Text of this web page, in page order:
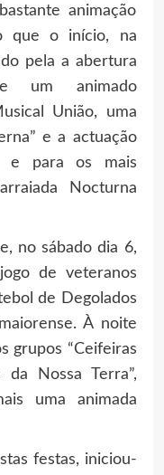
animação
que o início, na
pela a abertura
um animado
União, uma
e a actuação
e para os mais
Nocturna
no sábado dia 6,
de veteranos
de Degolados
À noite
grupos “Ceifeiras
da Nossa Terra”,
uma animada
festas, iniciou-